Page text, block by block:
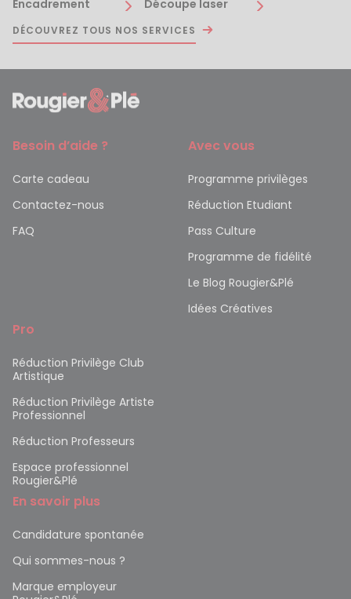
Encadrement Découpe laser
DÉCOUVREZ TOUS NOS SERVICES
Besoin d’aide ?
Carte cadeau
Contactez-nous
FAQ
Avec vous
Programme privilèges
Réduction Etudiant
Pass Culture
Programme de fidélité
Le Blog Rougier&Plé
Idées Créatives
Pro
Réduction Privilège Club
Artistique
Réduction Privilège Artiste
Professionnel
Réduction Professeurs
Espace professionnel
Rougier&Plé
En savoir plus
Candidature spontanée
Qui sommes-nous ?
Marque employeur